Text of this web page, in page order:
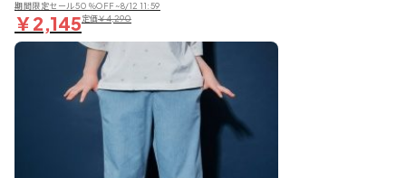
期間限定セール50％OFF~8/12 11:59
￥2,145定価￥4,290